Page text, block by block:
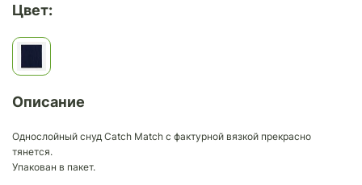
Цвет:
Описание
Однослойный снуд Catch Match с фактурной вязкой прекрасно
тянется.
Упакован в пакет.